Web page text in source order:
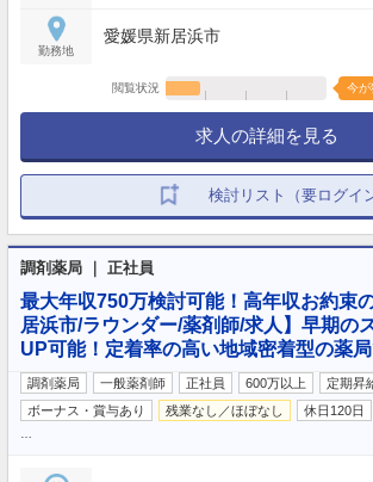
勤務地
愛媛県新居浜市
閲覧状況 今が
求人の詳細を見る
検討リスト（要ログイ
調剤薬局 ｜ 正社員
最大年収750万検討可能！高年収お約束
居浜市/ラウンダー/薬剤師/求人】早期の
UP可能！定着率の高い地域密着型の薬
調剤薬局 一般薬剤師 正社員 600万以上
定期昇
ボーナス・賞与あり
残業なし／ほぼなし 休日120日